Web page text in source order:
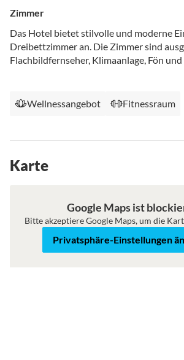
Zimmer
Das Hotel bietet stilvolle und moderne
Dreibettzimmer an. Die Zimmer sind
Flachbildfernseher, Klimaanlage, Fön und
Wellnessangebot Fitnessraum
Karte
Satellit
Google Maps ist
Bitte akzeptiere Google Maps, um die
Privatsphäre-Einstellungen